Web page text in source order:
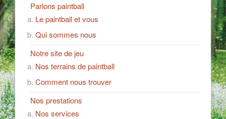
Parlons paintball
Le paintball et vous
Qui sommes nous
Notre site de jeu
Nos terrains de paintball
Comment nous trouver
Nos prestations
Nos services